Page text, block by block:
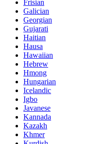
Frisian
Galician
Georgian
Gujarati
Haitian
Hausa
Hawaiian
Hebrew
Hmong
Hungarian
Icelandic
Igbo
Javanese
Kannada
Kazakh
Khmer